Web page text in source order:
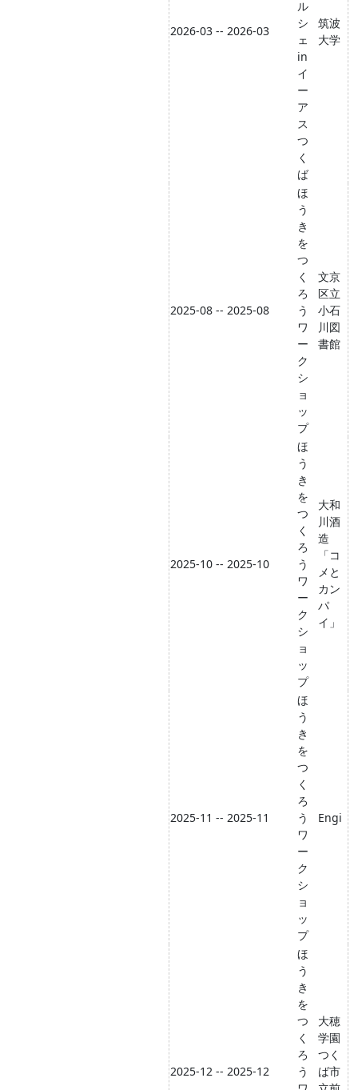
2026-03 -- 2026-03
ル
シ
ェ
in
イ
ー
ア
ス
つ
く
ば
筑波
大学
2025-08 -- 2025-08
ほ
う
き
を
つ
く
ろ
う
ワ
ー
ク
シ
ョ
ッ
プ
文京
区立
小石
川図
書館
2025-10 -- 2025-10
ほ
う
き
を
つ
く
ろ
う
ワ
ー
ク
シ
ョ
ッ
プ
大和
川酒
造
「コ
メと
カン
パ
イ」
2025-11 -- 2025-11
ほ
う
き
を
つ
く
ろ
う
ワ
ー
ク
シ
ョ
ッ
プ
Engi
2025-12 -- 2025-12
ほ
う
き
を
つ
く
ろ
う
大穂
学園
つく
ば市